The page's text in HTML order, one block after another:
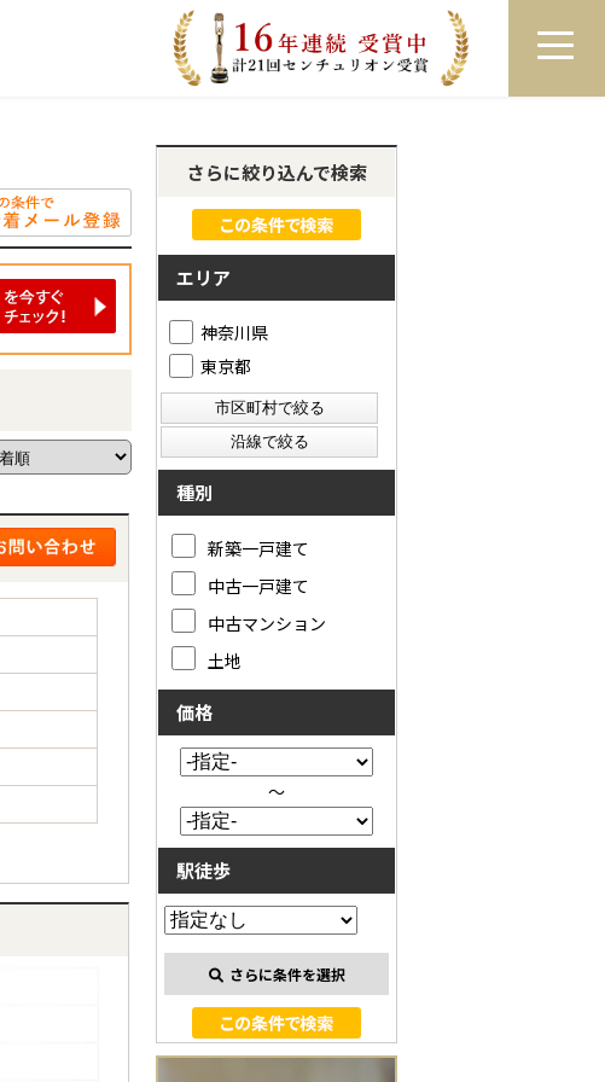
ログイン 来店予約 LINEで相談
さらに絞り込んで検索
エリア
神奈川県
東京都
種別
新築一戸建て
中古一戸建て
中古マンション
土地
価格
～
駅徒歩
さらに条件を選択